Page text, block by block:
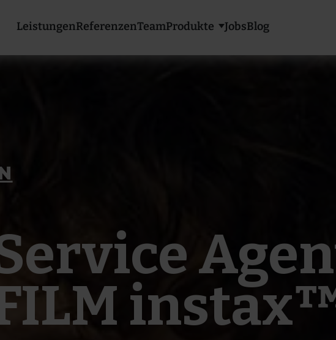
LeistungenReferenzenTeamProdukte Show submenu
JobsBlog